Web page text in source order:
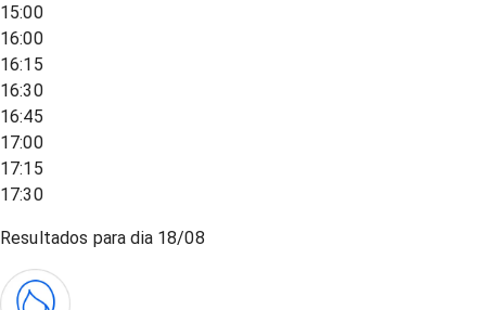
15:00
16:00
16:15
16:30
16:45
17:00
17:15
17:30
Resultados para dia 18/08